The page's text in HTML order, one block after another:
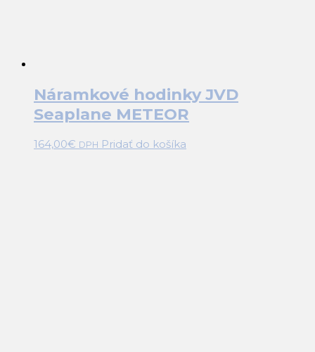
Náramkové hodinky JVD
Seaplane METEOR
164,00€ DPH Pridať do košíka